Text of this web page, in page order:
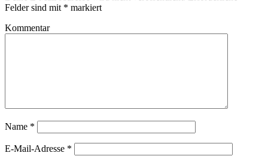
Felder sind mit * markiert
Kommentar
Name *
E-Mail-Adresse *